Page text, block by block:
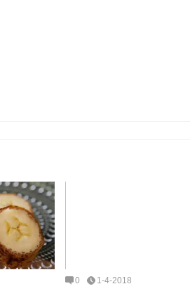
0 1-4-2018